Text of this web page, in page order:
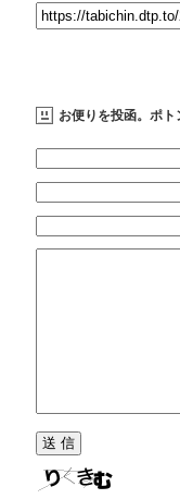
お便りを投函。ポト